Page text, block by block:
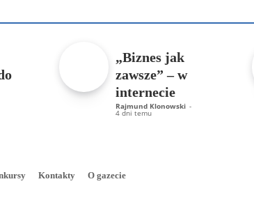
„Biznes jak
zawsze” – w
internecie
Rajmund Klonowski -
4 dni temu
Kontakty O gazecie